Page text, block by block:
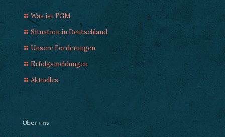
Was ist FGM
Situation in Deutschland
Unsere Forderungen
Erfolgsmeldungen
Aktuelles
Über uns